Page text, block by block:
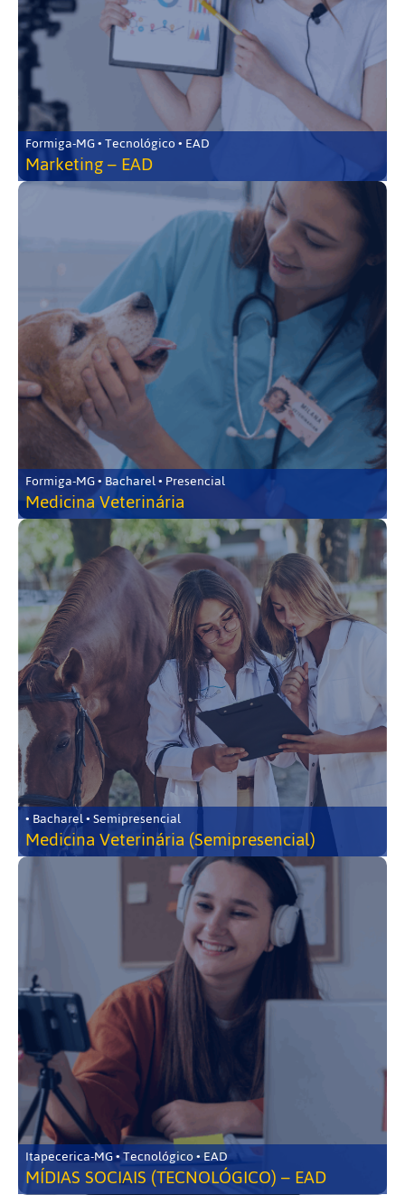
Formiga-MG • Tecnológico • EAD
Marketing – EAD
Formiga-MG • Bacharel • Presencial
Medicina Veterinária
• Bacharel • Semipresencial
Medicina Veterinária (Semipresencial)
Itapecerica-MG • Tecnológico • EAD
MÍDIAS SOCIAIS (TECNOLÓGICO) – EAD